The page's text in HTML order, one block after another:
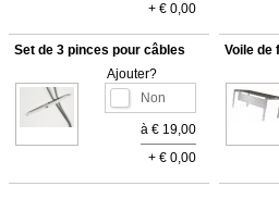
+ € 0,00
Set de 3 pinces pour câbles
Ajouter?
à € 19,00
+ € 0,00
Voile de